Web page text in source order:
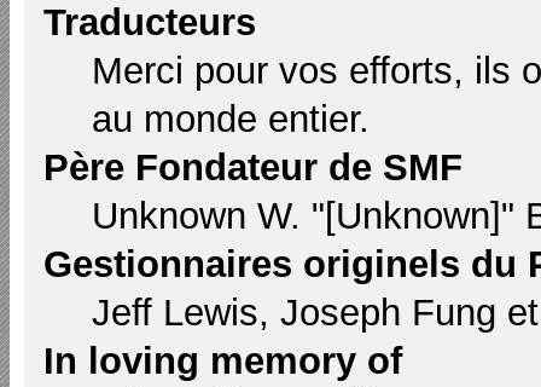
Traducteurs
Merci pour vos efforts, ils
au monde entier.
Père Fondateur de SMF
Unknown W. "[Unknown]"
Gestionnaires originels du
Jeff Lewis, Joseph Fung
In loving memory of